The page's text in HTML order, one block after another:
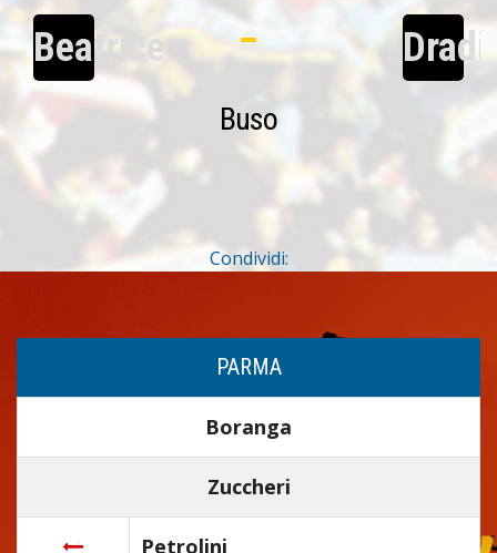
Beatrice Dradi
Buso
Condividi:
PARMA
Boranga
Zuccheri
Petrolini